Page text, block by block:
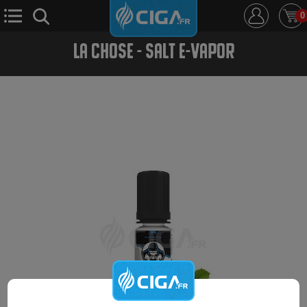
0
E-Cigarette E-Liquide
LA CHOSE - SALT E-VAPOR